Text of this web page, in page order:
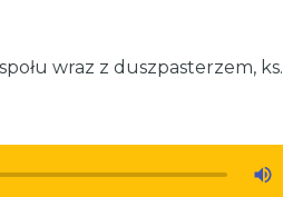
wraz z duszpasterzem, ks.